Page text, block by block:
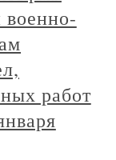
военно-
работ